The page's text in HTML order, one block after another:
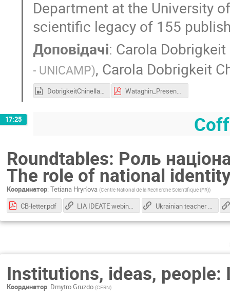
Department at the University
scientific legacy of 155
Доповідачі: Carola
- UNICAMP), Carola Dobrigkeit
DobrigkeitChinellato.mp4 Wataghin_Presentation.pdf
17:25
Roundtables: Роль
The role of national
Координатор: Tetiana Hryn'ova (Centre National de la Recherche Scientifique (FR))
CB-letter.pdf
Institutions, ideas, people:
Координатор: Dmytro Gruzdo (CERN)